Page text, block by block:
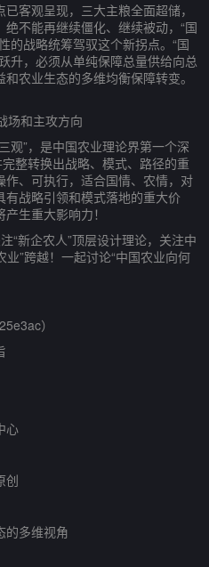
客观呈现，三大主粮全面超储，
不能再继续僵化、继续被动，“国
的战略统筹驾驭这个新拐点。“国
升，必须从单纯保障总量供给向总
农业生态的多维均衡保障转变。
场和主攻方向
观”，是中国农业理论界第一个深
整转换出战略、模式、路径的重
、可执行，适合国情、农情，对
战略引领和模式落地的重大价
生重大影响力！
企农人”顶层设计理论，关注中
业”跨越！一起讨论“中国农业向何
）
心
创
的多维视角